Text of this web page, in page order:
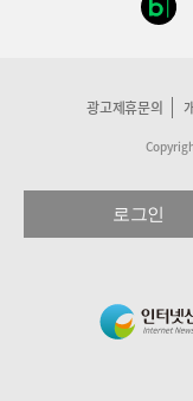
광고제휴문의
로그인